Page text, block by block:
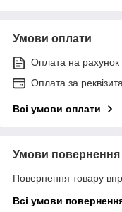
Умови оплати
Оплата на рахунок
Оплата за
Всі умови оплати
Умови повернення
Повернення товару
Всі умови